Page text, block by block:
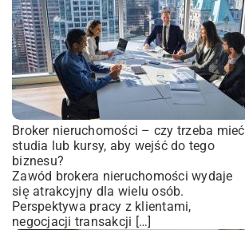
Broker nieruchomości – czy trzeba mieć
studia lub kursy, aby wejść do tego
biznesu?
Zawód brokera nieruchomości wydaje
się atrakcyjny dla wielu osób.
Perspektywa pracy z klientami,
negocjacji transakcji […]